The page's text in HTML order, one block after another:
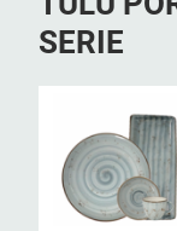
SERIE